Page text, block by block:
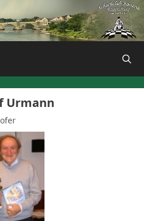
Urmann